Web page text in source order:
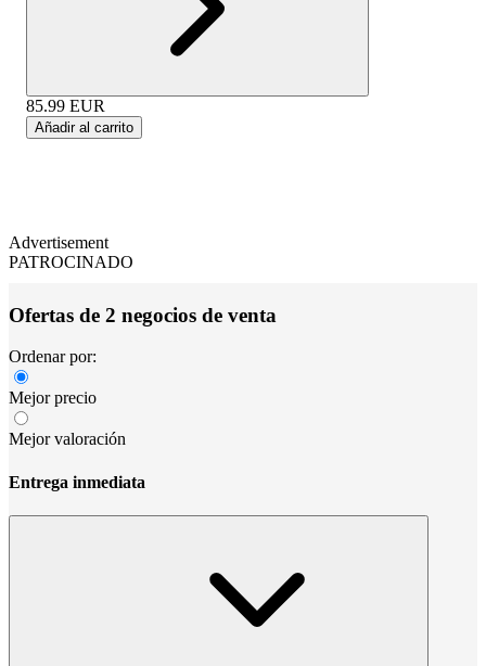
85.99 EUR
Añadir al carrito
Advertisement
PATROCINADO
Ofertas de 2 negocios de venta
Ordenar por:
Mejor precio
Mejor valoración
Entrega inmediata